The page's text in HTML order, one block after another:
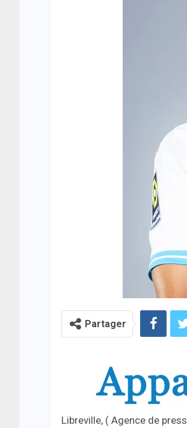
Partager
Libreville, ( Agence de